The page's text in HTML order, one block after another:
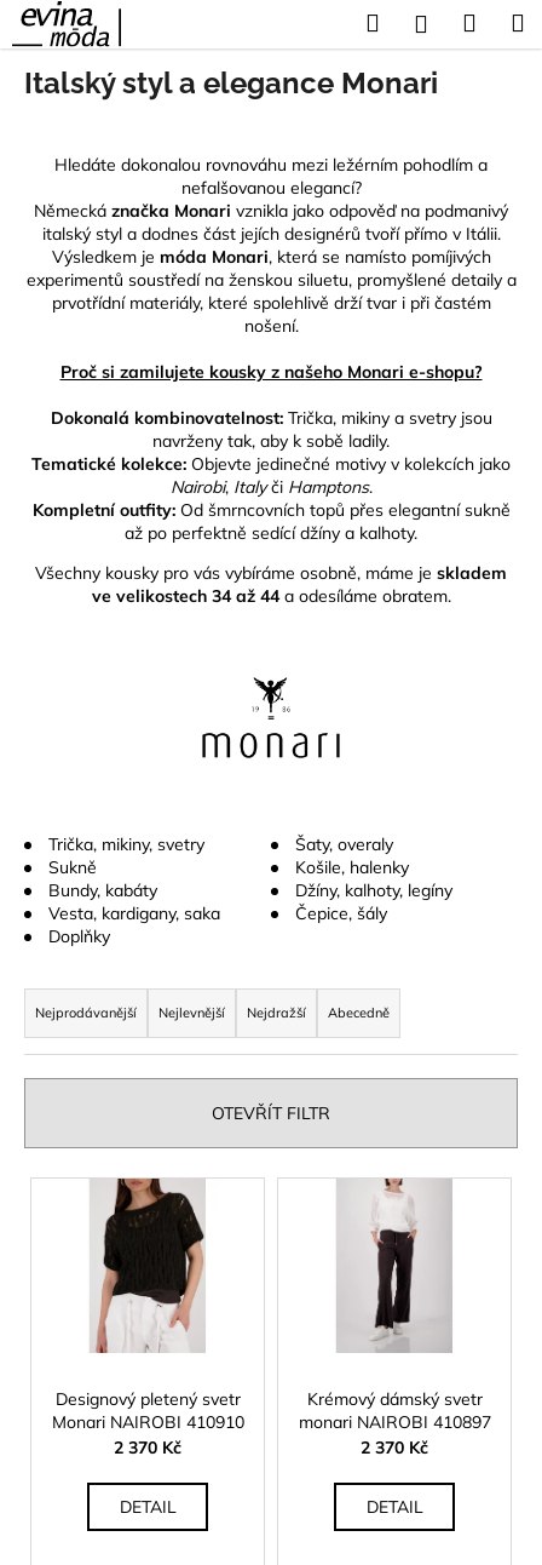
Přejít
obsah
HledatPřihlášení
Italský styl a elegance Monari
Hledáte dokonalou rovnováhu mezi ležérním pohodlím a
nefalšovanou elegancí?
Německá značka Monari vznikla jako odpověď na podmanivý
italský styl a dodnes část jejích designérů tvoří přímo v Itálii.
Výsledkem je móda Monari, která se namísto pomíjivých
experimentů soustředí na ženskou siluetu, promyšlené detaily a
prvotřídní materiály, které spolehlivě drží tvar i při častém
nošení.
Proč si zamilujete kousky z našeho Monari e-shopu?
Dokonalá kombinovatelnost: Trička, mikiny a svetryjsou
navrženy tak, aby k sobě ladily.
Tematické kolekce: Objevte jedinečné motivy v kolekcích jako
Nairobi, Italyči Hamptons.
Kompletní outfity:Od šmrncovních topů přes elegantní sukně
až po perfektně sedícídžíny a kalhoty.
Všechny kousky pro vás vybíráme osobně, máme je skladem
ve velikostech 34 až 44a odesíláme obratem.
Trička, mikiny, svetry
Šaty, overaly
Sukně
Košile, halenky
Bundy, kabáty
Džíny, kalhoty, legíny
Vesta, kardigany, saka
Čepice, šály
Doplňky
Ř
a
z
e
í
p
Nejprodávanější Nejlevnější Nejdražší Abecedně
OTEVŘÍT FILTR
V
Designový pletený svetr
Monari NAIROBI 410910
2 370 Kč
DETAIL
Krémový dámský svetr
monari NAIROBI 410897
2 370 Kč
DETAIL
o
p
o
ř
e
a
D
p
o
r
u
j
e